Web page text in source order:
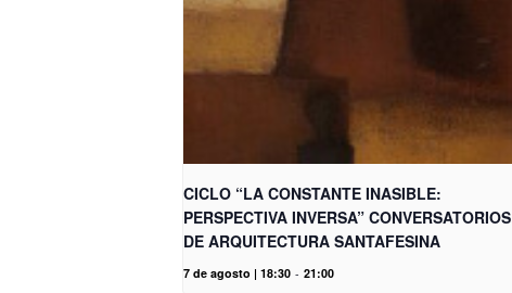
CICLO “LA CONSTANTE INASIBLE:
PERSPECTIVA INVERSA” CONVERSATORIOS
DE ARQUITECTURA SANTAFESINA
7 de agosto | 18:30 - 21:00